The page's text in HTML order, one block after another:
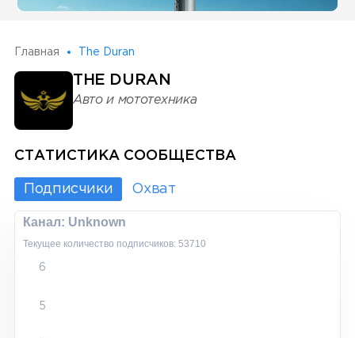
Главная The Duran
THE DURAN
Авто и мототехника
СТАТИСТИКА СООБЩЕСТВА
Подписчики Охват
Канал: Unknown
Текущее количество подписчиков: 53710
6
5